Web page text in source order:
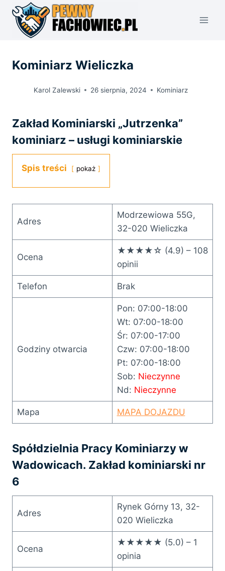
Przejdź
treści
Kominiarz Wieliczka
Karol Zalewski 26 sierpnia, 2024 Kominiarz
Zakład Kominiarski „Jutrzenka”
kominiarz – usługi kominiarskie
Spis treści pokaż
Adres
Modrzewiowa 55G,
32-020 Wieliczka
Ocena
★★★★☆ (4.9) – 108
opinii
Telefon Brak
Godziny otwarcia
Pon: 07:00-18:00
Wt: 07:00-18:00
Śr: 07:00-17:00
Czw: 07:00-18:00
Pt: 07:00-18:00
Sob: Nieczynne
Nd: Nieczynne
Mapa MAPA DOJAZDU
Spółdzielnia Pracy Kominiarzy w
Wadowicach. Zakład kominiarski nr
6
Adres
Rynek Górny 13, 32-
020 Wieliczka
Ocena
★★★★★ (5.0) – 1
opinia